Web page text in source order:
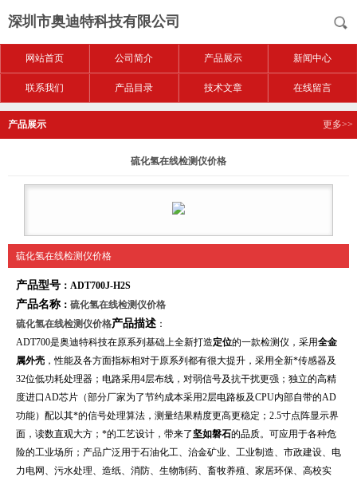
深圳市奥迪特科技有限公司
网站首页 公司简介 产品展示 新闻中心
联系我们 产品目录 技术文章 在线留言
产品展示 更多>>
硫化氢在线检测仪价格
硫化氢在线检测仪价格
产品型号 ：ADT700J-H2S
产品名称 ： 硫化氢在线检测仪价格
硫化氢在线检测仪价格产品描述 ：
ADT700是奥迪特科技在原系列基础上全新打造定位的一款检测仪，采用全金
属外壳 ，性能及各方面指标相对于原系列都有很大提升，采用全新*传感器及
32位低功耗处理器；电路采用4层布线，对弱信号及抗干扰更强；独立的高精
度进口AD芯片（部分厂家为了节约成本采用2层电路板及CPU内部自带的AD
功能）配以其*的信号处理算法，测量结果精度更高更稳定；2.5寸点阵显示界
面，读数直观大方；*的工艺设计，带来了 坚如磐石的品质。可应用于各种危
险的工业场所；产品广泛用于石油化工、治金矿业、工业制造、市政建设、电
力电网、污水处理、造纸、消防、生物制药、畜牧养殖、家居环保、高校实